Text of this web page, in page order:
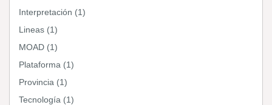
Interpretación (1)
Lineas (1)
MOAD (1)
Plataforma (1)
Provincia (1)
Tecnología (1)